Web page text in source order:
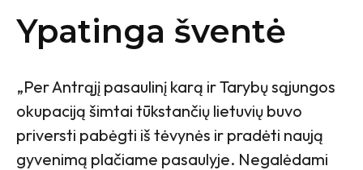
Ypatinga šventė
„Per Antrąjį pasaulinį karą ir Tarybų sąjungos
okupaciją šimtai tūkstančių lietuvių buvo
priversti pabėgti iš tėvynės ir pradėti naują
gyvenimą plačiame pasaulyje. Negalėdami